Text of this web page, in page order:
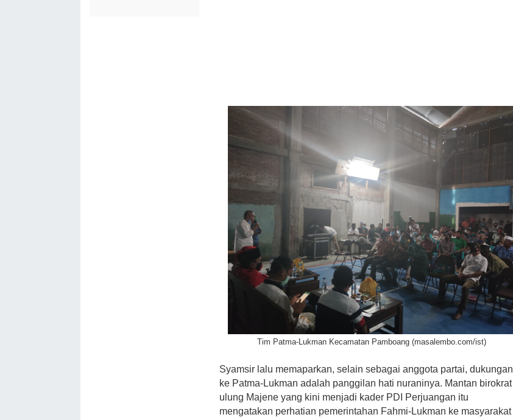
Tim Patma-Lukman Kecamatan Pamboang (masalembo.com/ist)
Syamsir lalu memaparkan, selain sebagai anggota partai, dukungan
ke Patma-Lukman adalah panggilan hati nuraninya. Mantan birokrat
ulung Majene yang kini menjadi kader PDI Perjuangan itu
mengatakan perhatian pemerintahan Fahmi-Lukman ke masyarakat